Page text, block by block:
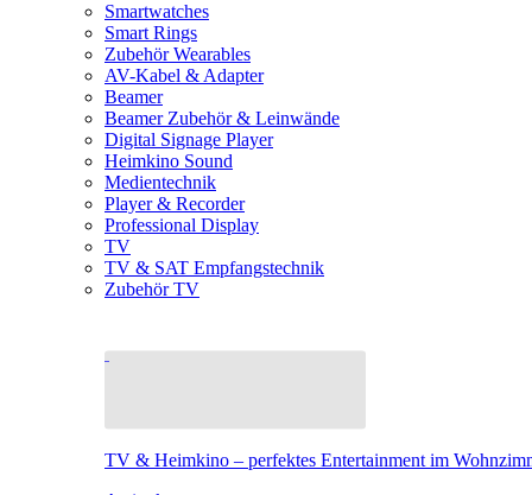
Smartwatches
Smart Rings
Zubehör Wearables
AV-Kabel & Adapter
Beamer
Beamer Zubehör & Leinwände
Digital Signage Player
Heimkino Sound
Medientechnik
Player & Recorder
Professional Display
TV
TV & SAT Empfangstechnik
Zubehör TV
TV & Heimkino – perfektes Entertainment im